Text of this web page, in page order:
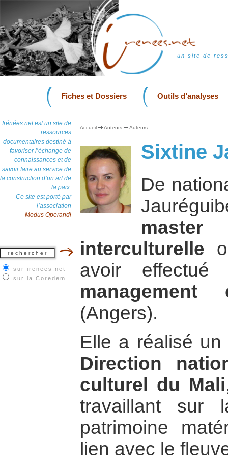
un site de
Fiches et Dossiers Outils d’analyses
Irénées.net est un site de
ressources
documentaires destiné à
favoriser l’échange de
connaissances et de
savoir faire au service de
la construction d’un art de
la paix.
Ce site est porté par
l’association
Modus Operandi
sur irenees.net
sur la Coredem
Accueil Auteurs Auteurs
Sixtine
De
interculturelle
avoir
management
(Angers).
Elle a réalisé
Direction
culturel du Mali
travaillant sur
patrimoine
lien avec le